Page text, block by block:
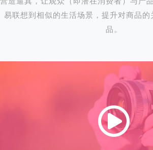
易联想到相似的生活场景，提升对商品
品。